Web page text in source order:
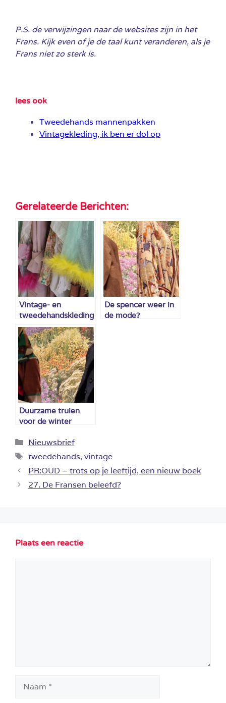
P.S. de verwijzingen naar de websites zijn in het
Frans. Kijk even of je de taal kunt veranderen, als je
Frans niet zo sterk is.
lees ook
Tweedehands mannenpakken
Vintagekleding, ik ben er dol op
Gerelateerde Berichten:
Vintage- en
tweedehandskleding
De spencer weer in
de mode?
Duurzame truien
voor de winter
Categorieën
Nieuwsbrief
Tags
tweedehands, vintage
PR:OUD – trots op je leeftijd, een nieuw boek
27. De Fransen beleefd?
Plaats een reactie